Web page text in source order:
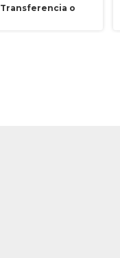
Transferencia o